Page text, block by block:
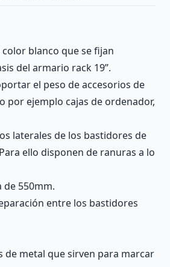
blanco que se fijan
del armario rack 19”.
el peso de accesorios de
por ejemplo cajas de ordenador,
laterales de los bastidores de
ello disponen de ranuras a lo
de 550mm.
entre los bastidores
de metal que sirven para marcar